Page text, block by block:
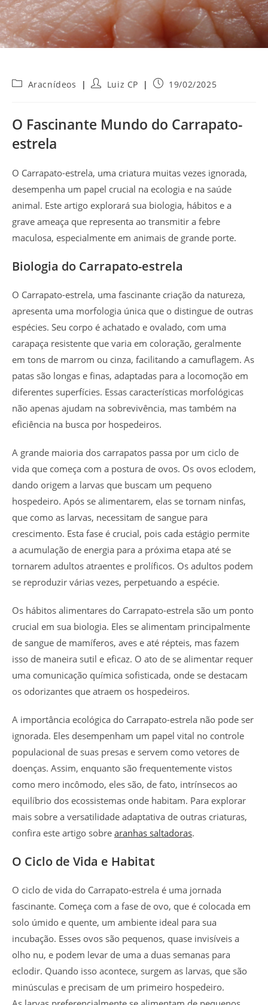
Categoria
Aracnídeos
AutorLuiz CP
Post19/02/2025
O Fascinante Mundo do Carrapato-
estrela
O Carrapato-estrela, uma criatura muitas vezes ignorada,
desempenha um papel crucial na ecologia e na saúde
animal. Este artigo explorará sua biologia, hábitos e a
grave ameaça que representa ao transmitir a febre
maculosa, especialmente em animais de grande porte.
Biologia do Carrapato-estrela
O Carrapato-estrela, uma fascinante criação da natureza,
apresenta uma morfologia única que o distingue de outras
espécies. Seu corpo é achatado e ovalado, com uma
carapaça resistente que varia em coloração, geralmente
em tons de marrom ou cinza, facilitando a camuflagem. As
patas são longas e finas, adaptadas para a locomoção em
diferentes superfícies. Essas características morfológicas
não apenas ajudam na sobrevivência, mas também na
eficiência na busca por hospedeiros.
A grande maioria dos carrapatos passa por um ciclo de
vida que começa com a postura de ovos. Os ovos eclodem,
dando origem a larvas que buscam um pequeno
hospedeiro. Após se alimentarem, elas se tornam ninfas,
que como as larvas, necessitam de sangue para
crescimento. Esta fase é crucial, pois cada estágio permite
a acumulação de energia para a próxima etapa até se
tornarem adultos atraentes e prolíficos. Os adultos podem
se reproduzir várias vezes, perpetuando a espécie.
Os hábitos alimentares do Carrapato-estrela são um ponto
crucial em sua biologia. Eles se alimentam principalmente
de sangue de mamíferos, aves e até répteis, mas fazem
isso de maneira sutil e eficaz. O ato de se alimentar requer
uma comunicação química sofisticada, onde se destacam
os odorizantes que atraem os hospedeiros.
A importância ecológica do Carrapato-estrela não pode ser
ignorada. Eles desempenham um papel vital no controle
populacional de suas presas e servem como vetores de
doenças. Assim, enquanto são frequentemente vistos
como mero incômodo, eles são, de fato, intrínsecos ao
equilíbrio dos ecossistemas onde habitam. Para explorar
mais sobre a versatilidade adaptativa de outras criaturas,
confira este artigo sobre aranhas saltadoras.
O Ciclo de Vida e Habitat
O ciclo de vida do Carrapato-estrela é uma jornada
fascinante. Começa com a fase de ovo, que é colocada em
solo úmido e quente, um ambiente ideal para sua
incubação. Esses ovos são pequenos, quase invisíveis a
olho nu, e podem levar de uma a duas semanas para
eclodir. Quando isso acontece, surgem as larvas, que são
minúsculas e precisam de um primeiro hospedeiro.